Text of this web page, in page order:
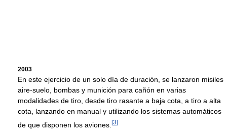
2003
En este ejercicio de un solo día de duración, se lanzaron misiles
aire-suelo, bombas y munición para cañón en varias
modalidades de tiro, desde tiro rasante a baja cota, a tiro a alta
cota, lanzando en manual y utilizando los sistemas automáticos
de que disponen los aviones. [3]